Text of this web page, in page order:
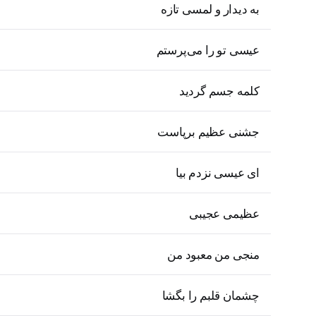
به دیدار و لمسی تازه
عیسی تو را می‌پرستم
کلمه جسم گردید
جشنی عظیم برپاست
ای عیسی نزدم بیا
عظیمی عجیبی
منجی من معبود من
چشمان قلبم را بگشا